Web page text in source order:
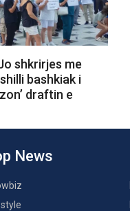
shkrirjes me
bashkiak i
draftin e
News